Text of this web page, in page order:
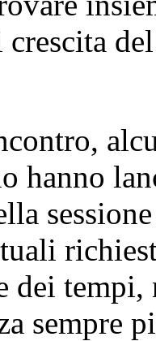
hanno
dei tempi,
sempre